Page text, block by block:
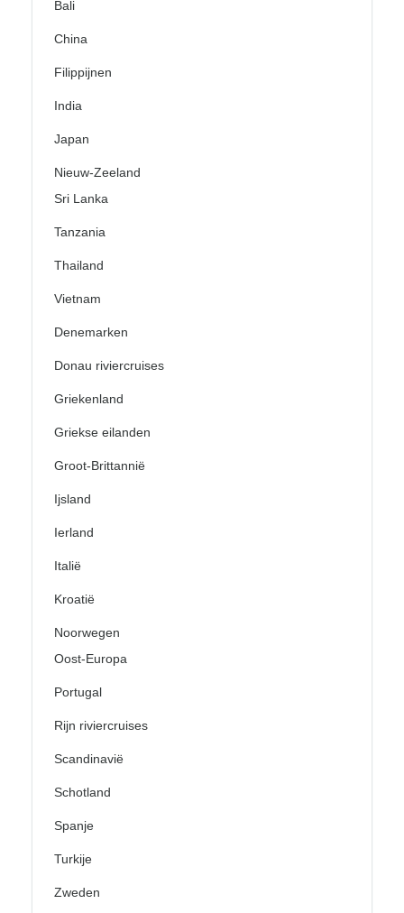
Bali
China
Filippijnen
India
Japan
Nieuw-Zeeland
Sri Lanka
Tanzania
Thailand
Vietnam
Denemarken
Donau riviercruises
Griekenland
Griekse eilanden
Groot-Brittannië
Ijsland
Ierland
Italië
Kroatië
Noorwegen
Oost-Europa
Portugal
Rijn riviercruises
Scandinavië
Schotland
Spanje
Turkije
Zweden